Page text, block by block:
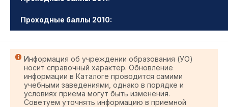
Проходные баллы 2010:
Информация об учреждении образования (УО)
носит справочный характер. Обновление
информации в Каталоге проводится самими
учебными заведениями, однако в порядке и
условиях приема могут быть изменения.
Советуем уточнять информацию в приемной